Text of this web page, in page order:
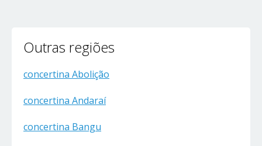
Outras regiões
concertina Abolição
concertina Andaraí
concertina Bangu